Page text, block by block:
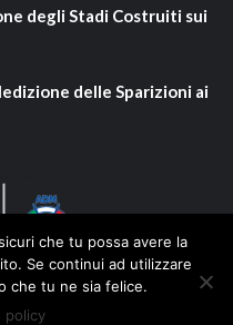
degli Stadi Costruiti sui
delle Sparizioni ai
che tu possa avere la
Se continui ad utilizzare
che tu ne sia felice.
policy